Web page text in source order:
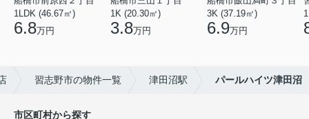
1LDK (46.67㎡)
6.8万円
1K (20.30㎡)
3.8万円
3K (37.19㎡)
6.9万円
習志野市の物件一覧 津田沼駅 パールハイツ津田沼
市区町村から探す